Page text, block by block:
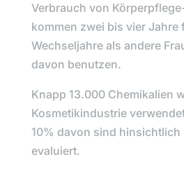
Verbrauch von
kommen zwei bis vier Jahre
Wechseljahre als andere
davon benutzen.
Knapp 13.000 Chemikalien
Kosmetikindustrie
10% davon sind hinsichtlich
evaluiert.